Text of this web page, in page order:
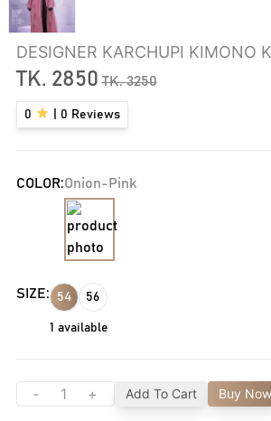
DESIGNER KARCHUPI KIMONO
TK. 2850 TK.3250
0 0 Reviews
COLOR:Onion-Pink
SIZE: 54 56
1 available
- + Add To Cart Buy Now